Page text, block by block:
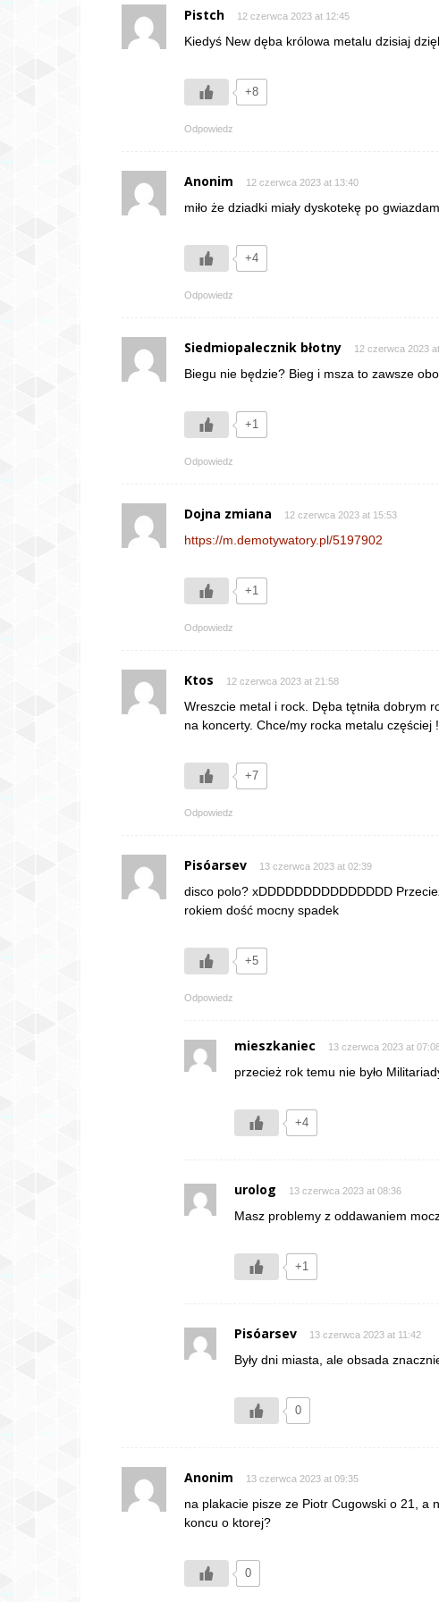
Pistch 12 czerwca 2023 at 12:45
Kiedyś New dęba królowa metalu dzisiaj
+8
Odpowiedz
Anonim 12 czerwca 2023 at 13:40
miło że dziadki miały dyskotekę po
+4
Odpowiedz
Siedmiopalecznik błotny 12 czerwca 2023
Biegu nie będzie? Bieg i msza to zawsze
+1
Odpowiedz
Dojna zmiana 12 czerwca 2023 at 15:53
https://m.demotywatory.pl/5197902
+1
Odpowiedz
Ktos 12 czerwca 2023 at 21:58
Wreszcie metal i rock. Dęba tętniła dobrym
na koncerty. Chce/my rocka metalu częściej !
+7
Odpowiedz
Pisóarsev 13 czerwca 2023 at 02:39
disco polo? xDDDDDDDDDDDDDDD
rokiem dość mocny spadek
+5
Odpowiedz
mieszkaniec 13 czerwca 2023 at
przecież rok temu nie było
+4
urolog 13 czerwca 2023 at 08:36
Masz problemy z oddawaniem
+1
Pisóarsev 13 czerwca 2023 at 11:42
Były dni miasta, ale obsada
0
Anonim 13 czerwca 2023 at 09:35
na plakacie pisze ze Piotr Cugowski o 21, a
koncu o ktorej?
0